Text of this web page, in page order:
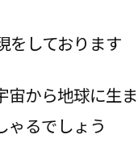
をしております
から地球に生
ゃるでしょう